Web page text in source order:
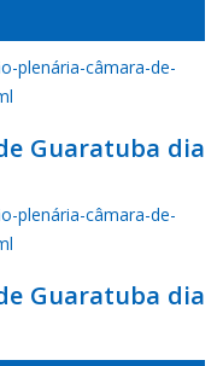
Guaratuba dia
Guaratuba dia